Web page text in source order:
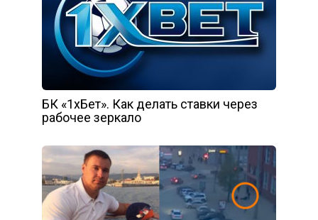
БК «1хБет». Как делать ставки через
рабочее зеркало